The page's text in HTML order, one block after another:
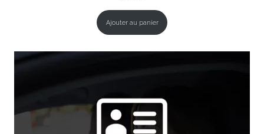
Ajouter au panier